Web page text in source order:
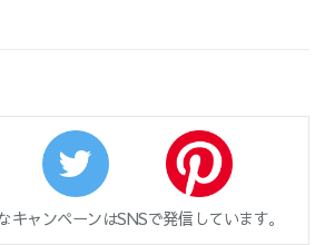
キャンペーンはSNSで発信しています。